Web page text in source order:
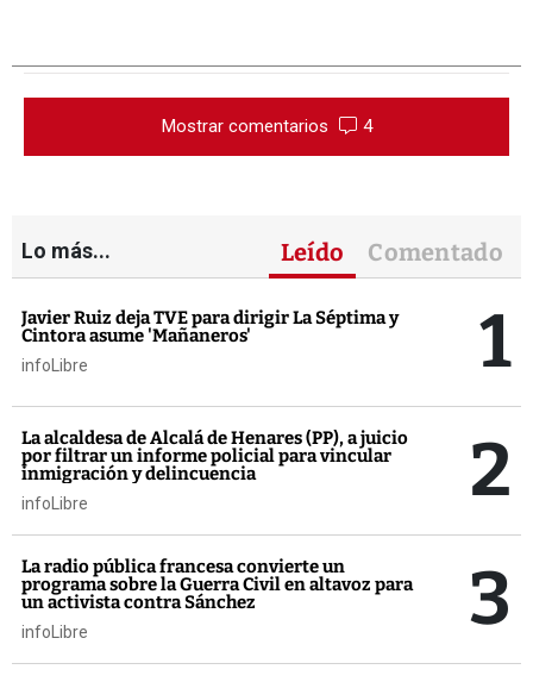
Mostrar comentarios 4
Lo más... Leído Comentado
Javier Ruiz deja TVE para dirigir La Séptima y
Cintora asume 'Mañaneros'
infoLibre 1
La alcaldesa de Alcalá de Henares (PP), a juicio
por filtrar un informe policial para vincular
inmigración y delincuencia
infoLibre 2
La radio pública francesa convierte un
programa sobre la Guerra Civil en altavoz para
un activista contra Sánchez
infoLibre 3